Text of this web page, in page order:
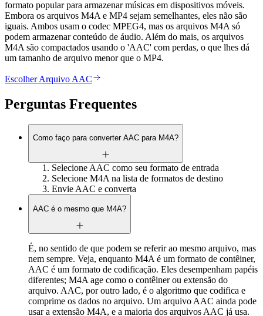
formato popular para armazenar músicas em dispositivos móveis.
Embora os arquivos M4A e MP4 sejam semelhantes, eles não são
iguais. Ambos usam o codec MPEG4, mas os arquivos M4A só
podem armazenar conteúdo de áudio. Além do mais, os arquivos
M4A são compactados usando o 'AAC' com perdas, o que lhes dá
um tamanho de arquivo menor que o MP4.
Escolher Arquivo AAC
Perguntas Frequentes
Como faço para converter AAC para M4A?
Selecione AAC como seu formato de entrada
Selecione M4A na lista de formatos de destino
Envie AAC e converta
AAC é o mesmo que M4A?
É, no sentido de que podem se referir ao mesmo arquivo, mas
nem sempre. Veja, enquanto M4A é um formato de contêiner,
AAC é um formato de codificação. Eles desempenham papéis
diferentes; M4A age como o contêiner ou extensão do
arquivo. AAC, por outro lado, é o algoritmo que codifica e
comprime os dados no arquivo. Um arquivo AAC ainda pode
usar a extensão M4A, e a maioria dos arquivos AAC já usa.